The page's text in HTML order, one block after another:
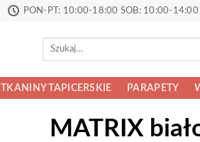
PON-PT: 10:00-18:00 SOB: 10:00-14:00
Szukaj:
TKANINY TAPICERSKIE PARAPETY
MATRIX